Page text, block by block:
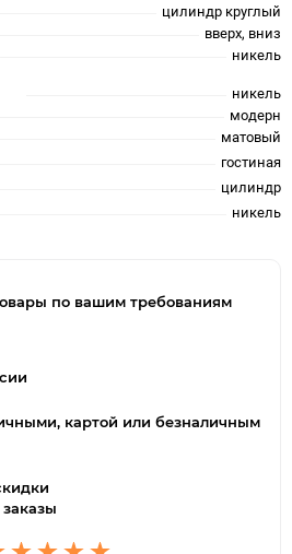
цилиндр круглый
вверх, вниз
никель
никель
модерн
матовый
гостиная
цилиндр
никель
по вашим требованиям
картой или безналичным